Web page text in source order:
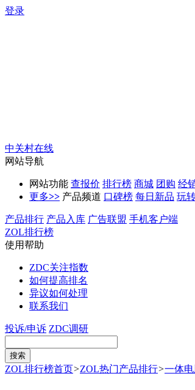
登录
中关村在线
网站导航
网站功能 查报价 排行榜 商城 团购 经
更多>> 产品频道 口碑榜 每日新品 玩
产品排行 产品入库 广告联盟 手机客户端
ZOL排行榜
使用帮助
ZDC关注指数
如何提高排名
异议如何处理
联系我们
投诉/申诉 ZDC调研
ZOL排行榜首页>ZOL热门产品排行>一体